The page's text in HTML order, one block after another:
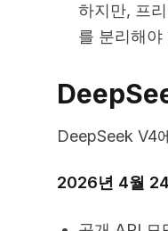
하지만, 프
를 분리해야
DeepSeek V4
2026년 4월